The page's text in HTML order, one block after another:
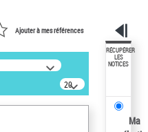
Ajouter à mes références
20
résultats/page
RÉCUPÉRER
LES
NOTICES
Ma